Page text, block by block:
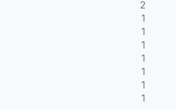
2
1
1
1
1
1
1
1